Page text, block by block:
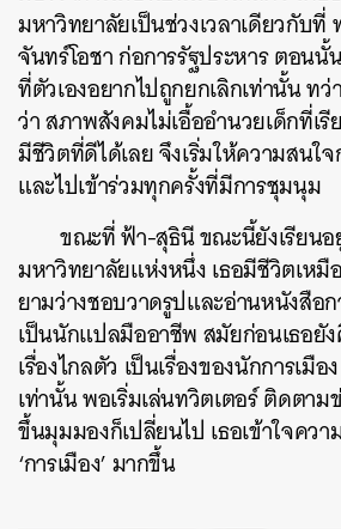
มหาวิทยาลัยเป็นช่วงเวลาเดียวกับที่
จันทร์โอชา ก่อการรัฐประหาร ตอนนั้
ที่ตัวเองอยากไปถูกยกเลิกเท่านั้น ท
ว่า สภาพสังคมไม่เอื้ออำนวยเด็กที่เ
มีชีวิตที่ดีได้เลย จึงเริ่มให้ความสนใ
และไปเข้าร่วมทุกครั้งที่มีการชุมนุม
ขณะที่ ฟ้า-สุธินี ขณะนี้ยังเรียน
มหาวิทยาลัยแห่งหนึ่ง เธอมีชีวิตเห
ยามว่างชอบวาดรูปและอ่านหนังสือ
เป็นนักแปลมืออาชีพ สมัยก่อนเธอยัง
เรื่องไกลตัว เป็นเรื่องของนักการเมื
เท่านั้น พอเริ่มเล่นทวิตเตอร์ ติดตาม
ขึ้นมุมมองก็เปลี่ยนไป เธอเข้าใจคว
‘การเมือง’ มากขึ้น